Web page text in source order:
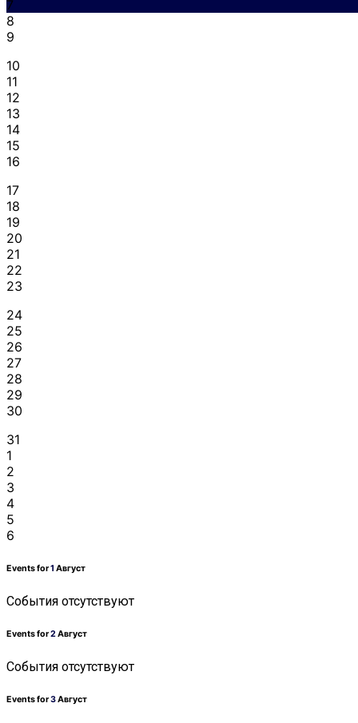
7
8
9
10
11
12
13
14
15
16
17
18
19
20
21
22
23
24
25
26
27
28
29
30
31
1
2
3
4
5
6
Events for1 Август
События отсутствуют
Events for2Август
События отсутствуют
Events for3Август